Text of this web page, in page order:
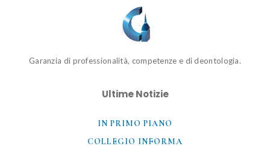
Garanzia di professionalità, competenze e di deontologia.
Ultime Notizie
IN PRIMO PIANO
COLLEGIO INFORMA